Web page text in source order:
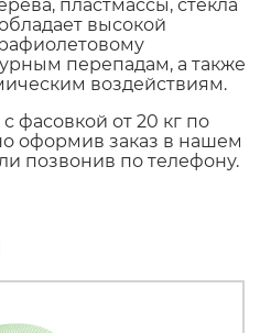
пластмассы, стекла
высокой
перепадам, а также
воздействиям.
фасовкой от 20 кг по
оформив заказ в нашем
позвонив по телефону.